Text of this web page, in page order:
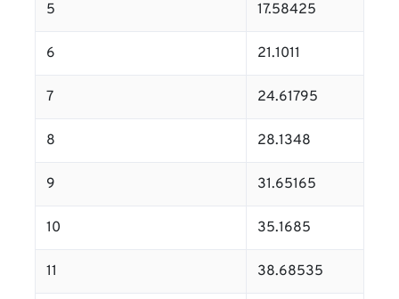
5 17.58425
6 21.1011
7 24.61795
8 28.1348
9 31.65165
10 35.1685
11 38.68535